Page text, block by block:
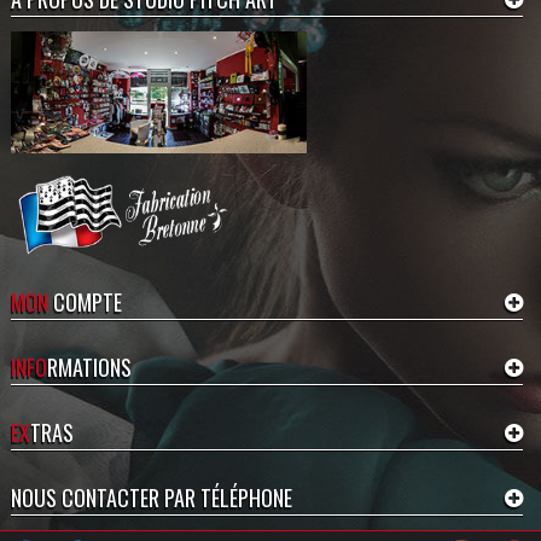
Sauvegarde du Projet
Si vous êtes connecté à la boutique,
votre projet est
automatiquement
sauvegardé . Vous pourrez revenir
plus tard terminer votre projet en
revenant sur la fiche produit.
terminée, ou si vous avez choisi
création boutique, cliquez sur
MONCOMPTE
INFORMATIONS
EXTRAS
NOUS CONTACTER PAR TÉLÉPHONE